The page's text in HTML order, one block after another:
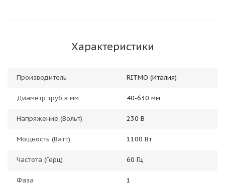
Характеристики
Производитель RITMO (Италия)
Диаметр труб в мм 40-630 мм
Напряжение (Вольт) 230 В
Мощность (Ватт) 1100 Вт
Частота (Герц) 60 Гц
Фаза 1